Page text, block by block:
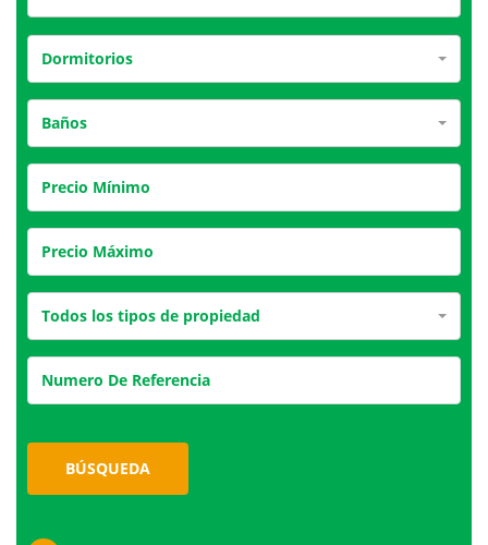
Dormitorios
Baños
Todos los tipos de propiedad
BÚSQUEDA